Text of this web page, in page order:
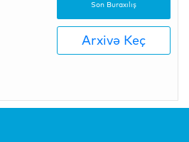
Son Buraxılış
Arxivə Keç